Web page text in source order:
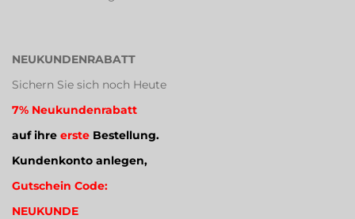
NEUKUNDENRABATT
Sichern Sie sich noch Heute
7% Neukundenrabatt
auf ihre erste Bestellung.
Kundenkonto anlegen,
Gutschein Code:
NEUKUNDE